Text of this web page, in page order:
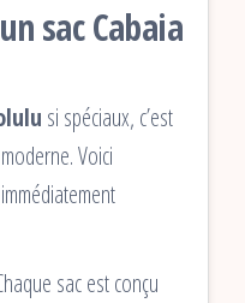
sac Cabaia
si spéciaux, c’est
Voici
sac est conçu